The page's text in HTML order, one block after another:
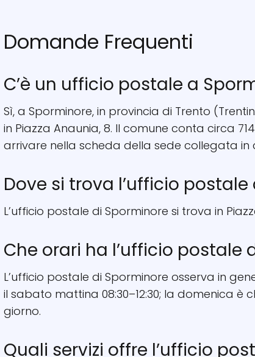
Domande Frequenti
C’è un ufficio postale a
Sì, a Sporminore, in provincia di Trento
in Piazza Anaunia, 8. Il comune conta circa
arrivare nella scheda della sede collegata in
Dove si trova l’ufficio
L’ufficio postale di Sporminore si trova in
Che orari ha l’ufficio postale
L’ufficio postale di Sporminore osserva in
il sabato mattina 08:30–12:30; la domenica è
giorno.
Quali servizi offre l’ufficio